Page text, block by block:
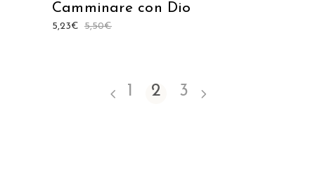
Camminare con Dio
5,50€
5,23€
1 2 3